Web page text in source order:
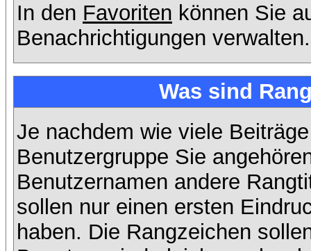
In den Favoriten können Sie
Benachrichtigungen verwalten.
Was sind
Je nachdem wie viele
Benutzergruppe Sie
Benutzernamen andere
sollen nur einen ersten
haben. Die Rangzeichen